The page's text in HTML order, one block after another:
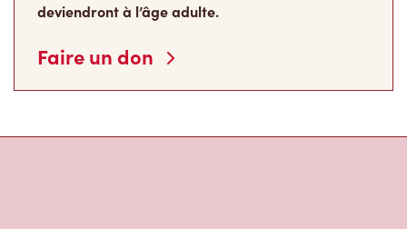
deviendront à l’âge adulte.
Faire un don